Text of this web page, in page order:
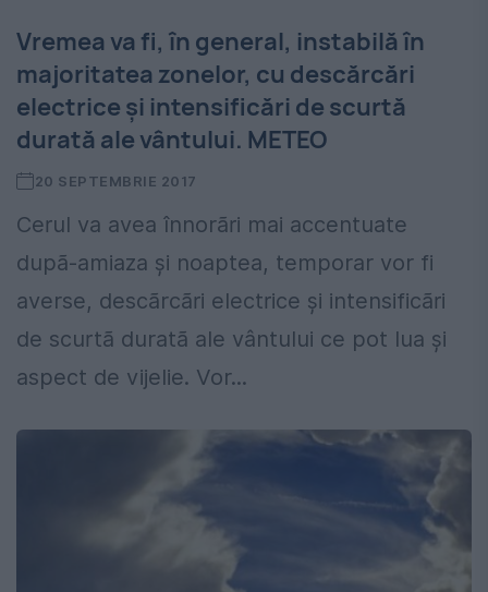
Vremea va fi, în general, instabilă în
majoritatea zonelor, cu descărcări
electrice și intensificări de scurtă
durată ale vântului. METEO
20 SEPTEMBRIE 2017
Cerul va avea înnorãri mai accentuate
dupã-amiaza şi noaptea, temporar vor fi
averse, descãrcãri electrice şi intensificãri
de scurtã duratã ale vântului ce pot lua şi
aspect de vijelie. Vor...